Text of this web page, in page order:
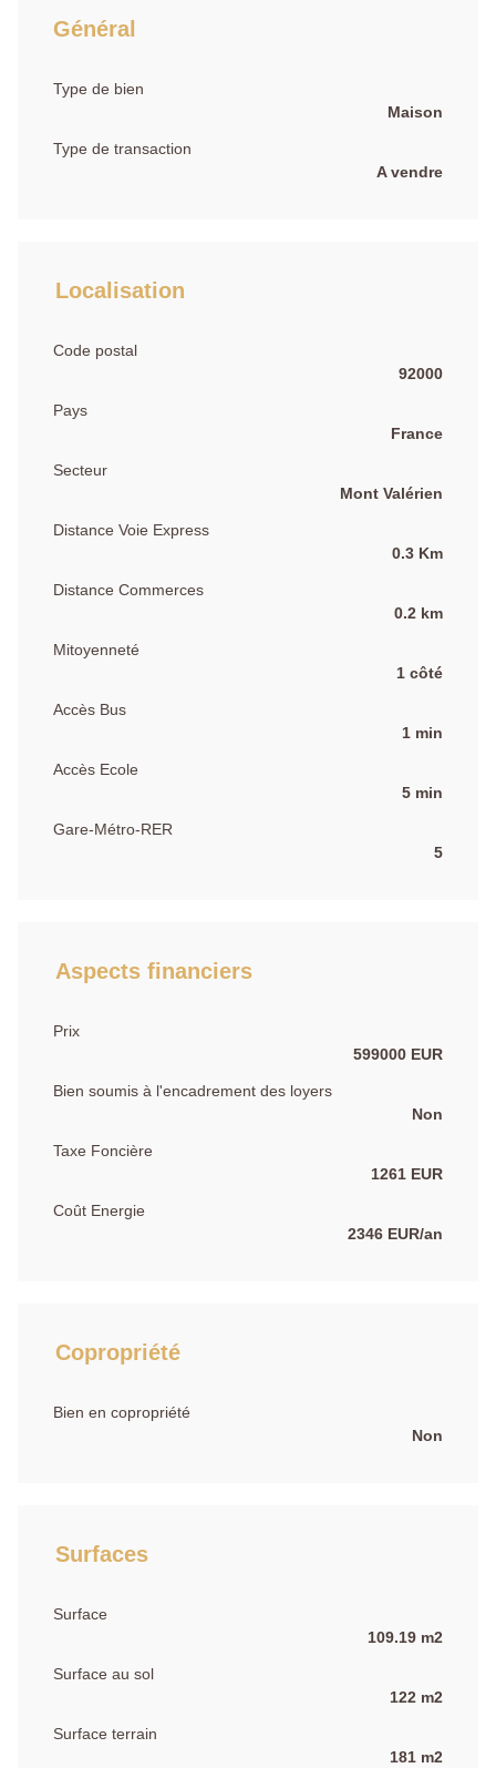
Général
Type de bien
Maison
Type de transaction
A vendre
Localisation
Code postal
92000
Pays
France
Secteur
Mont Valérien
Distance Voie Express
0.3 Km
Distance Commerces
0.2 km
Mitoyenneté
1 côté
Accès Bus
1 min
Accès Ecole
5 min
Gare-Métro-RER
5
Aspects financiers
Prix
599000 EUR
Bien soumis à l'encadrement des loyers
Non
Taxe Foncière
1261 EUR
Coût Energie
2346 EUR/an
Copropriété
Bien en copropriété
Non
Surfaces
Surface
109.19 m2
Surface au sol
122 m2
Surface terrain
181 m2